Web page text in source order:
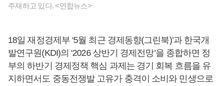
주재하고 있다. <연합뉴스>
18일 재정경제부 ‘5월 최근 경제동향(그린북)’과 한국개
발연구원(KDI)의 ‘2026 상반기 경제전망’을 종합하면 정
부의 하반기 경제정책 핵심 과제는 경기 회복 흐름을 유
지하면서도 중동전쟁발 고유가 충격이 소비와 민생으로